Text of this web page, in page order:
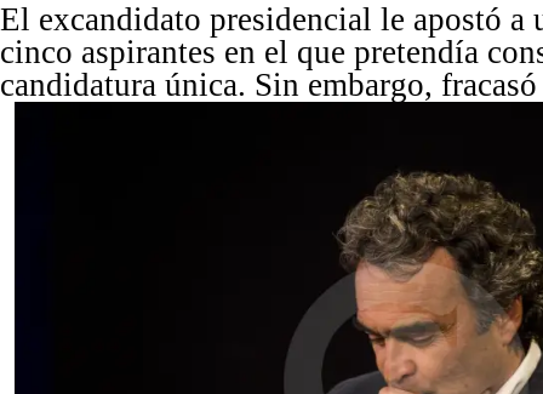
El excandidato presidencial le apostó a
cinco aspirantes en el que pretendía
candidatura única. Sin embargo,